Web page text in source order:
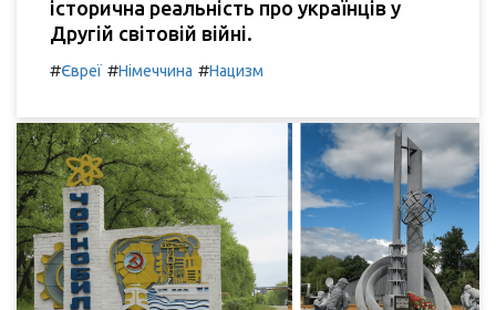
історична реальність про українців у
Другій світовій війні.
#Євреї #Німеччина #Нацизм